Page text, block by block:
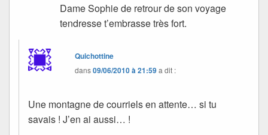
Dame Sophie de retrour de son voyage
tendresse t’embrasse très fort.
Quichottine
dans09/06/2010 à 21:59a dit :
Une montagne de courriels en attente… si tu
savais ! J’en ai aussi… !